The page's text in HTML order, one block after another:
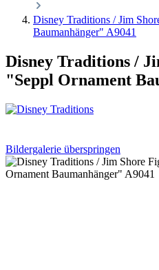
Disney Traditions / Jim
Baumanhänger" A9041
Disney Traditions /
"Seppl Ornament
Bildergalerie überspringen